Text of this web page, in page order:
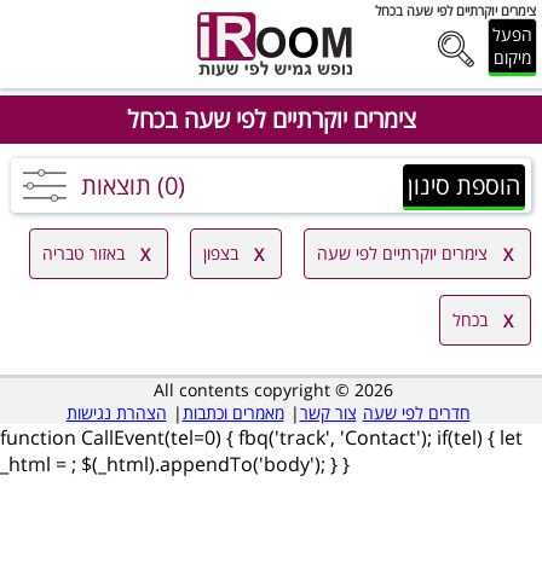
צימרים יוקרתיים לפי שעה בכחל
הפעל
מיקום
צימרים יוקרתיים לפי שעה בכחל
הוספת סינון (0) תוצאות
צימרים יוקרתיים לפי שעה בצפון באזור טבריה
בכחל
All contents copyright © 2026
חדרים לפי שעה צור קשר| מאמרים וכתבות| הצהרת נגישות
function CallEvent(tel=0) { fbq('track', 'Contact'); if(tel) { let
_html = ; $(_html).appendTo('body'); } }